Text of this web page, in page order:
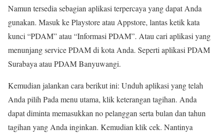
Namun tersedia sebagian aplikasi terpercaya yang dapat Anda
gunakan. Masuk ke Playstore atau Appstore, lantas ketik kata
kunci “PDAM” atau “Informasi PDAM”. Atau cari aplikasi yang
menunjang service PDAM di kota Anda. Seperti aplikasi PDAM
Surabaya atau PDAM Banyuwangi.
Kemudian jalankan cara berikut ini: Unduh aplikasi yang telah
Anda pilih Pada menu utama, klik keterangan tagihan. Anda
dapat diminta memasukkan no pelanggan serta bulan dan tahun
tagihan yang Anda inginkan. Kemudian klik cek. Nantinya